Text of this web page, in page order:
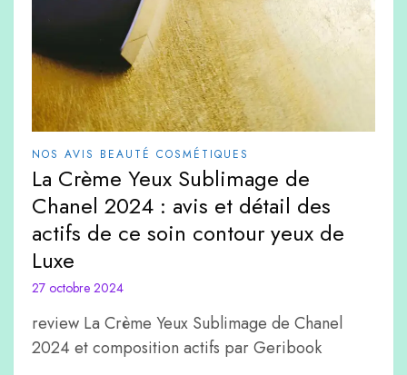
NOS AVIS BEAUTÉ COSMÉTIQUES
La Crème Yeux Sublimage de
Chanel 2024 : avis et détail des
actifs de ce soin contour yeux de
Luxe
27 octobre 2024
review La Crème Yeux Sublimage de Chanel
2024 et composition actifs par Geribook